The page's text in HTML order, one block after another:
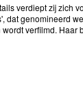
verdiept zij zich
dat genomineerd
verfilmd. Haar